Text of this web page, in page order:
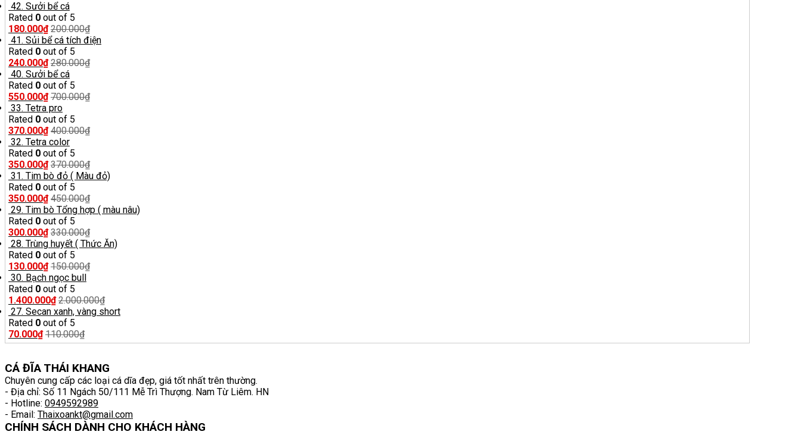
42. Sưởi bể cá
Rated 0 out of 5
180.000₫ 200.000₫
41. Sủi bể cá tích điện
Rated 0 out of 5
240.000₫ 280.000₫
40. Sưởi bể cá
Rated 0 out of 5
550.000₫ 700.000₫
33. Tetra pro
Rated 0 out of 5
370.000₫ 400.000₫
32. Tetra color
Rated 0 out of 5
350.000₫ 370.000₫
31. Tim bò đỏ ( Màu đỏ)
Rated 0 out of 5
350.000₫ 450.000₫
29. Tim bò Tổng hợp ( màu nâu)
Rated 0 out of 5
300.000₫ 330.000₫
28. Trùng huyết ( Thức Ăn)
Rated 0 out of 5
130.000₫ 150.000₫
30. Bạch ngọc bull
Rated 0 out of 5
1.400.000₫ 2.000.000₫
27. Secan xanh, vàng short
Rated 0 out of 5
70.000₫ 110.000₫
CÁ ĐĨA THÁI KHANG
Chuyên cung cấp các loại cá dĩa đẹp, giá tốt nhất trên thường.
- Địa chỉ: Số 11 Ngách 50/111 Mễ Trì Thượng. Nam Từ Liêm. HN
- Hotline: 0949592989
- Email: Thaixoankt@gmail.com
CHÍNH SÁCH DÀNH CHO KHÁCH HÀNG